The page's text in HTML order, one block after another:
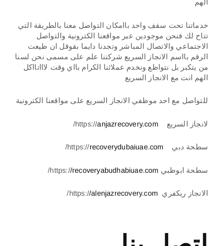
خدماتنا تحت سقف واحد باامكان التواصل معنا بالطريقة التي
تتاح لك فنحن موجودين عبر مواقعنا الكترونية والتواصل
الاجتماعي والاتصال المباشر وتجدنا دايما بقوقل ان ظيعت
الرقم بااسم الانجاز السريع شركتنا علم على مسمى نحن لسنا
من يتكبر بل نتواظع ونخدم عملائنا الكرام بااي وقت لاااتااكل
الهم انت مع الانجاز السريع
للتواصل مع احد موظفي الانجاز السريع على مواقعنا الكترونية
لانجاز السريع https:// anjazrecovery.com
/
سطحة دبي https://recoverydubaiuae.com
/
سطحة ابوظبي https://recoveryabudhabiuae.com
/
الانجاز ريكفري https://alenjazrecovery.com
/